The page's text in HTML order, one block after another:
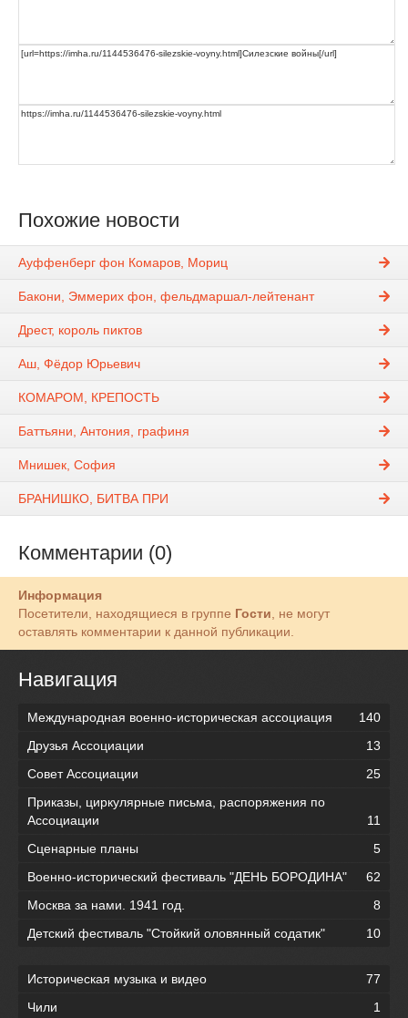
Похожие новости
Ауффенберг фон Комаров, Мориц
Бакони, Эммерих фон, фельдмаршал-лейтенант
Дрест, король пиктов
Аш, Фёдор Юрьевич
КОМАРОМ, КРЕПОСТЬ
Баттьяни, Антония, графиня
Мнишек, София
БРАНИШКО, БИТВА ПРИ
Комментарии (0)
Информация
Посетители, находящиеся в группе Гости , не могут
оставлять комментарии к данной публикации.
Навигация
Международная военно-историческая ассоциация
140
Друзья Ассоциации
13
Совет Ассоциации
25
Приказы, циркулярные письма, распоряжения по
Ассоциации
11
Сценарные планы
5
Военно-исторический фестиваль "ДЕНЬ БОРОДИНА"
62
Москва за нами. 1941 год.
8
Детский фестиваль "Стойкий оловянный содатик"
10
Историческая музыка и видео
77
Чили
1